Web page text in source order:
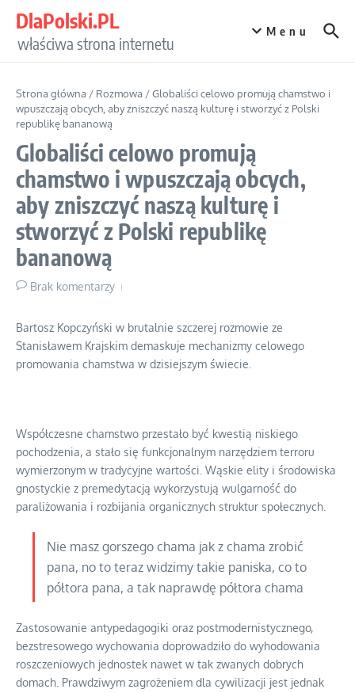
DlaPolski.PL
właściwa strona internetu
Menu
Strona główna / Rozmowa /Globaliści celowo promują chamstwo i
wpuszczają obcych, aby zniszczyć naszą kulturę i stworzyć z Polski
republikę bananową
Globaliści celowo promują
chamstwo i wpuszczają obcych,
aby zniszczyć naszą kulturę i
stworzyć z Polski republikę
bananową
Brak komentarzy
Bartosz Kopczyński w brutalnie szczerej rozmowie ze
Stanisławem Krajskim demaskuje mechanizmy celowego
promowania chamstwa w dzisiejszym świecie.
Współczesne chamstwo przestało być kwestią niskiego
pochodzenia, a stało się funkcjonalnym narzędziem terroru
wymierzonym w tradycyjne wartości. Wąskie elity i środowiska
gnostyckie z premedytacją wykorzystują wulgarność do
paraliżowania i rozbijania organicznych struktur społecznych.
Nie masz gorszego chama jak z chama zrobić
pana, no to teraz widzimy takie paniska, co to
półtora pana, a tak naprawdę półtora chama
Zastosowanie antypedagogiki oraz postmodernistycznego,
bezstresowego wychowania doprowadziło do wyhodowania
roszczeniowych jednostek nawet w tak zwanych dobrych
domach. Prawdziwym zagrożeniem dla cywilizacji jest jednak